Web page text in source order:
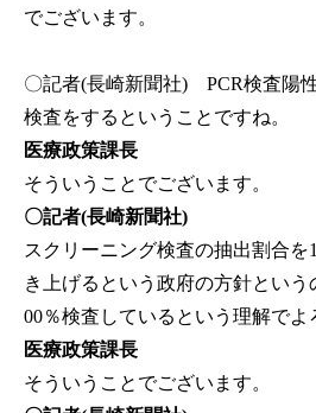
でございます。
〇記者(長崎新聞社) PCR検査陽
検査をするということですね。
医療政策課長
そういうことでございます。
〇記者(長崎新聞社)
スクリーニング検査の抽出割合を
き上げるという政府の方針という
00％検査しているという理解でよ
医療政策課長
そういうことでございます。